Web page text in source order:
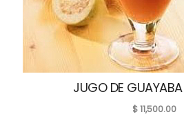
JUGO DE GUAYABA
$11,500.00